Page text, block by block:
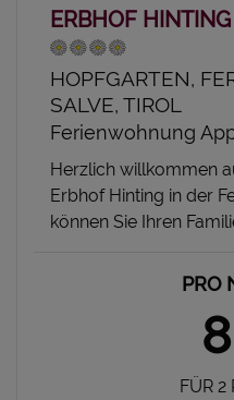
ERBHOF HINTING
HOPFGARTEN,
SALVE, TIROL
Ferienwohnung
Herzlich willkommen
Erbhof Hinting in der
können Sie Ihren
PRO
FÜR 2